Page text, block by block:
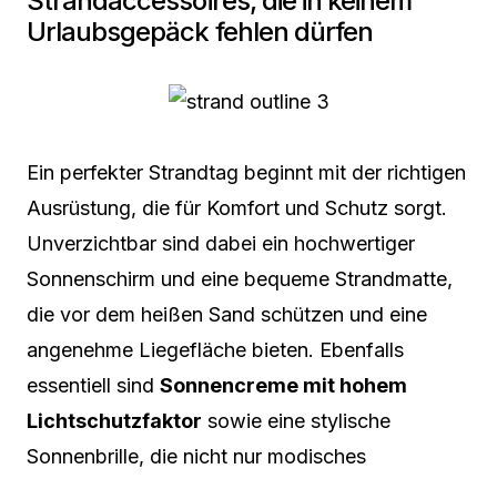
Urlaubsgepäck fehlen dürfen
Ein perfekter Strandtag beginnt mit der richtigen
Ausrüstung, die für Komfort und Schutz sorgt.
Unverzichtbar sind dabei ein hochwertiger
Sonnenschirm und eine bequeme Strandmatte,
die vor dem heißen Sand schützen und eine
angenehme Liegefläche bieten. Ebenfalls
essentiell sind Sonnencreme mit hohem
Lichtschutzfaktor sowie eine stylische
Sonnenbrille, die nicht nur modisches